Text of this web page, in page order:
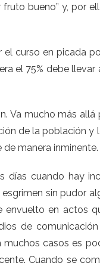
bueno” y, por
curso en picada
el 75% debe llevar
Va mucho más allá
de la población y
manera inminente.
días cuando hay
sin pudor
envuelto en actos
de
casos es
Cuando se